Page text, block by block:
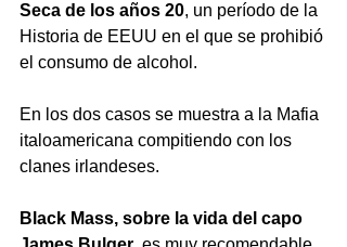
Seca de los años 20, un período de la
Historia de EEUU en el que se prohibió
el consumo de alcohol.
En los dos casos se muestra a la Mafia
italoamericana compitiendo con los
clanes irlandeses.
Black Mass, sobre la vida del capo